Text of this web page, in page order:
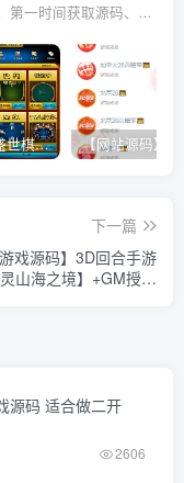
扫一扫关注官方微信公众号，第一时间获取源码、网赚项目资源教程，自媒体等知识干货，让互联网创业赚钱更简单。
网狐经典版之盛世棋牌完整游戏源码（包含文档、架设教程、网站、源代码等）
下一篇
游戏源码】3D回合手游
灵山海之境】+GM授权
源码 适合做二开
2606